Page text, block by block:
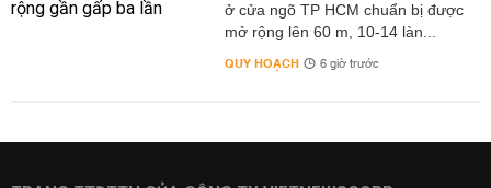
ở cửa ngõ TP HCM chuẩn bị được
mở rộng lên 60 m, 10-14 làn...
QUY HOẠCH 6 giờ trước